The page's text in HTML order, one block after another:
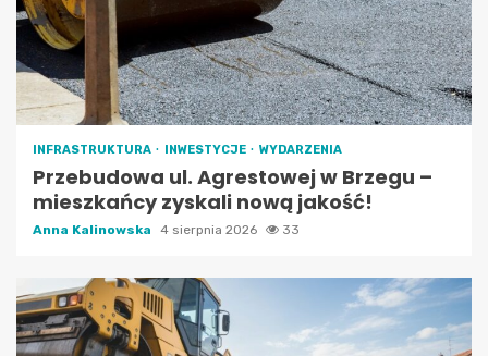
INFRASTRUKTURA INWESTYCJE WYDARZENIA
Przebudowa ul. Agrestowej w Brzegu –
mieszkańcy zyskali nową jakość!
Anna Kalinowska 4 sierpnia 2026 33